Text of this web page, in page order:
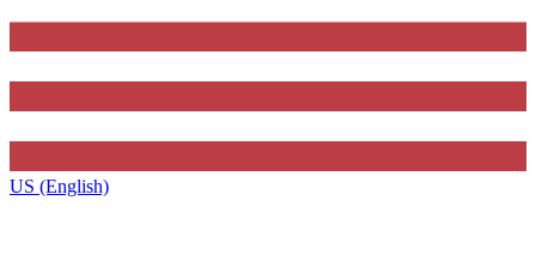
US (English)